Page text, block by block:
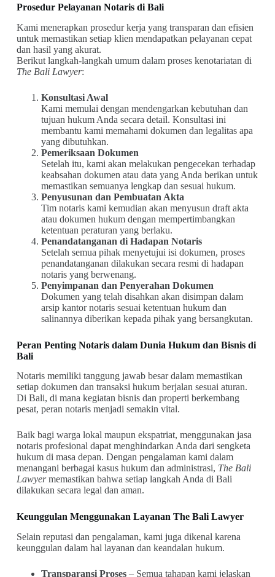
Prosedur Pelayanan Notaris di Bali
Kami menerapkan prosedur kerja yang transparan dan efisien
untuk memastikan setiap klien mendapatkan pelayanan cepat
dan hasil yang akurat.
Berikut langkah-langkah umum dalam proses kenotariatan di
The Bali Lawyer:
Konsultasi Awal
Kami memulai dengan mendengarkan kebutuhan dan
tujuan hukum Anda secara detail. Konsultasi ini
membantu kami memahami dokumen dan legalitas apa
yang dibutuhkan.
Pemeriksaan Dokumen
Setelah itu, kami akan melakukan pengecekan terhadap
keabsahan dokumen atau data yang Anda berikan untuk
memastikan semuanya lengkap dan sesuai hukum.
Penyusunan dan Pembuatan Akta
Tim notaris kami kemudian akan menyusun draft akta
atau dokumen hukum dengan mempertimbangkan
ketentuan peraturan yang berlaku.
Penandatanganan di Hadapan Notaris
Setelah semua pihak menyetujui isi dokumen, proses
penandatanganan dilakukan secara resmi di hadapan
notaris yang berwenang.
Penyimpanan dan Penyerahan Dokumen
Dokumen yang telah disahkan akan disimpan dalam
arsip kantor notaris sesuai ketentuan hukum dan
salinannya diberikan kepada pihak yang bersangkutan.
Peran Penting Notaris dalam Dunia Hukum dan Bisnis di
Bali
Notaris memiliki tanggung jawab besar dalam memastikan
setiap dokumen dan transaksi hukum berjalan sesuai aturan.
Di Bali, di mana kegiatan bisnis dan properti berkembang
pesat, peran notaris menjadi semakin vital.
Baik bagi warga lokal maupun ekspatriat, menggunakan jasa
notaris profesional dapat menghindarkan Anda dari sengketa
hukum di masa depan. Dengan pengalaman kami dalam
menangani berbagai kasus hukum dan administrasi, The Bali
Lawyermemastikan bahwa setiap langkah Anda di Bali
dilakukan secara legal dan aman.
Keunggulan Menggunakan Layanan The Bali Lawyer
Selain reputasi dan pengalaman, kami juga dikenal karena
keunggulan dalam hal layanan dan keandalan hukum.
Transparansi Proses– Semua tahapan kami jelaskan